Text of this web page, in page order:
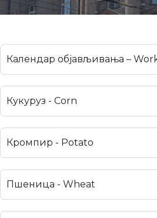
Календар објављивања –
Кукуруз - Corn
Кромпир - Potato
Пшеница - Wheat